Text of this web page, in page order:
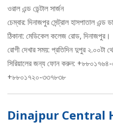
ওরাল এন্ড ডেন্টাল সার্জন
চেম্বার: দিনাজপুর সেন্ট্রাল হাসপাতাল এন্ড
ঠিকানা: মেডিকেল কলেজ রোড, দিনাজপুর।
রোগী দেখার সময়: প্রতিদিন দুপুর ২.০০টা
সিরিয়ালের জন্য ফোন করুন:
+৮৮০১৭২০-৩৩৭৮৩৮
Dinajpur Central